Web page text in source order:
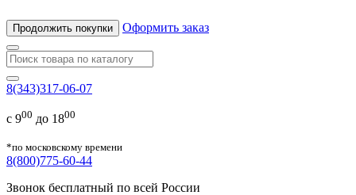
Продолжить покупки Оформить заказ
8(343)317-06-07
с 900 до 1800
*по московскому времени
8(800)775-60-44
Звонок бесплатный по всей России